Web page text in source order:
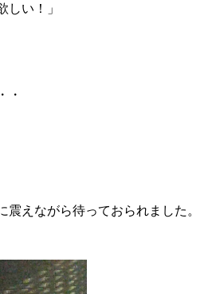
しい！」
・
えながら待っておられました。